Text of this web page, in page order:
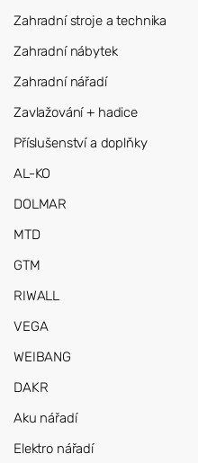
Zahradní stroje a technika
Zahradní nábytek
Zahradní nářadí
Zavlažování + hadice
Příslušenství a doplňky
AL-KO
DOLMAR
MTD
GTM
RIWALL
VEGA
WEIBANG
DAKR
Aku nářadí
Elektro nářadí